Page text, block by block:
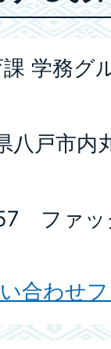
学務グ
戸市内
ファ
合わせ